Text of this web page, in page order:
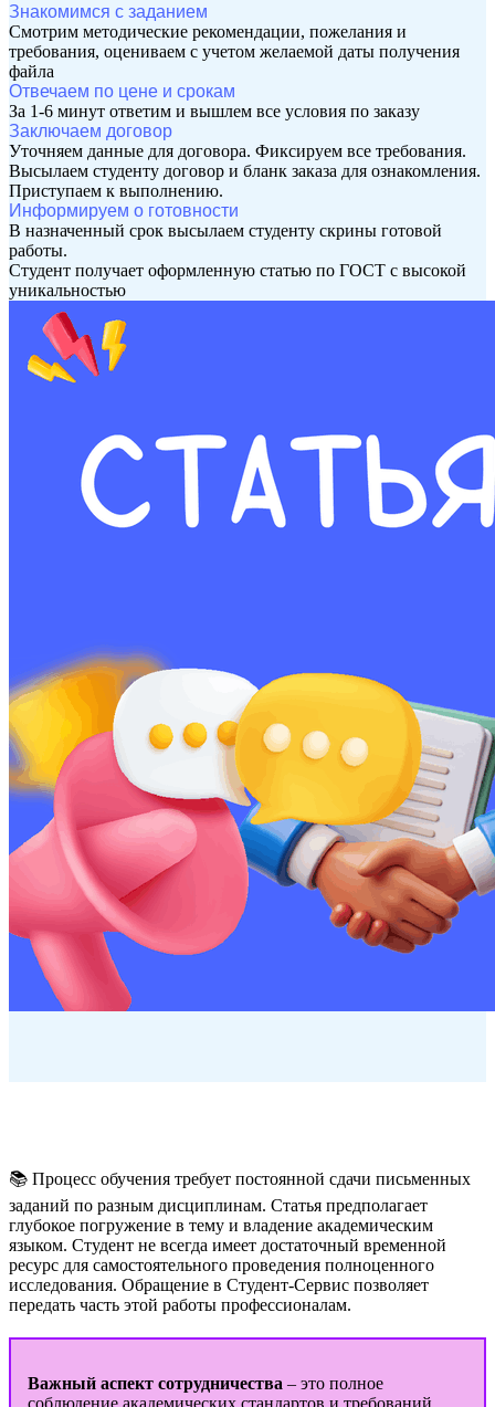
Знакомимся с заданием
Смотрим методические рекомендации, пожелания и
требования, оцениваем с учетом желаемой даты получения
файла
Отвечаем по цене и срокам
За 1-6 минут ответим и вышлем все условия по заказу
Заключаем договор
Уточняем данные для договора. Фиксируем все требования.
Высылаем студенту договор и бланк заказа для ознакомления.
Приступаем к выполнению.
Информируем о готовности
В назначенный срок высылаем студенту скрины готовой
работы.
Студент получает оформленную статью по ГОСТ с высокой
уникальностью
📚 Процесс обучения требует постоянной сдачи письменных
заданий по разным дисциплинам. Статья предполагает
глубокое погружение в тему и владение академическим
языком. Студент не всегда имеет достаточный временной
ресурс для самостоятельного проведения полноценного
исследования. Обращение в Студент-Сервис позволяет
передать часть этой работы профессионалам.
Важный аспект сотрудничества – это полное
соблюдение академических стандартов и требований